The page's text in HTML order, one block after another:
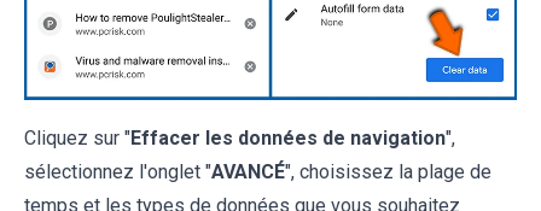
Cliquez sur "Effacer les données de navigation",
sélectionnez l'onglet "AVANCÉ", choisissez la plage de
temps et les types de données que vous souhaitez